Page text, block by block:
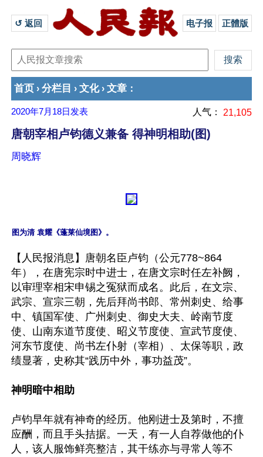
↺ 返回 电子报 正體版
首页 › 分栏目 › 文化› 文章 ：
2020年7月18日 发表 人气： 21,105
唐朝宰相卢钧德义兼备 得神明相助(图)
周晓辉
【人民报消息】唐朝名臣卢钧（公元778~864
年），在唐宪宗时中进士，在唐文宗时任左补阙，
以审理宰相宋申锡之冤狱而成名。此后，在文宗、
武宗、宣宗三朝，先后拜尚书郎、常州刺史、给事
中、镇国军使、广州刺史、御史大夫、岭南节度
使、山南东道节度使、昭义节度使、宣武节度使、
河东节度使、尚书左仆射（宰相）、太保等职，政
绩显著，史称其“践历中外，事功益茂”。
神明暗中相助
卢钧早年就有神奇的经历。他刚进士及第时，不擅
应酬，而且手头拮据。一天，有一人自荐做他的仆
人，该人服饰鲜亮整洁，其干练亦与寻常人等不